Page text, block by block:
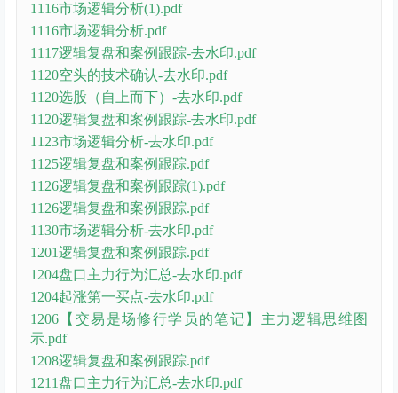
1116市场逻辑分析(1).pdf
1116市场逻辑分析.pdf
1117逻辑复盘和案例跟踪-去水印.pdf
1120空头的技术确认-去水印.pdf
1120选股（自上而下）-去水印.pdf
1120逻辑复盘和案例跟踪-去水印.pdf
1123市场逻辑分析-去水印.pdf
1125逻辑复盘和案例跟踪.pdf
1126逻辑复盘和案例跟踪(1).pdf
1126逻辑复盘和案例跟踪.pdf
1130市场逻辑分析-去水印.pdf
1201逻辑复盘和案例跟踪.pdf
1204盘口主力行为汇总-去水印.pdf
1204起涨第一买点-去水印.pdf
1206【交易是场修行学员的笔记】主力逻辑思维图
示.pdf
1208逻辑复盘和案例跟踪.pdf
1211盘口主力行为汇总-去水印.pdf